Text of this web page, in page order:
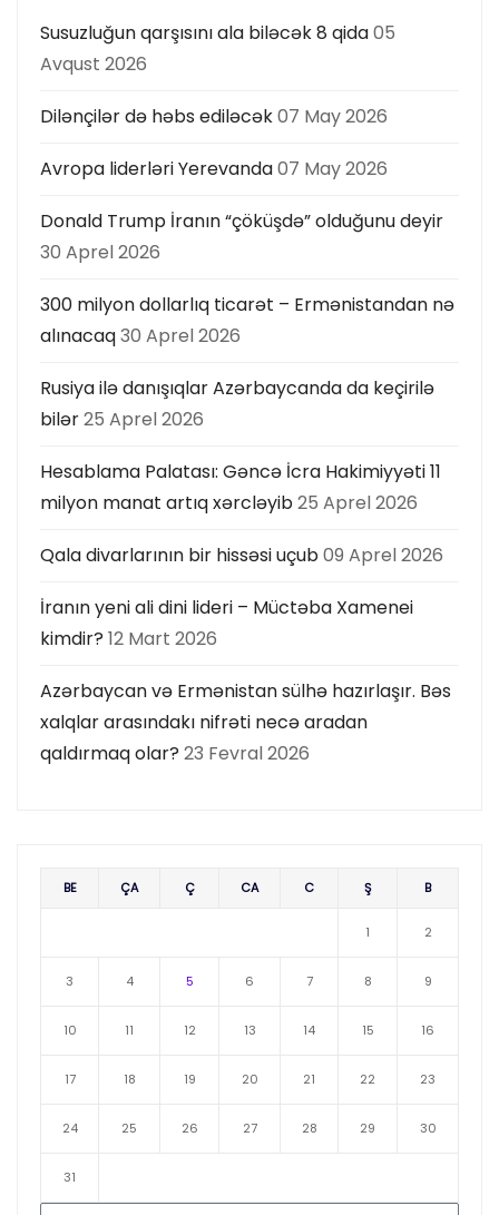
ı
Susuzluğun qarşısını ala biləcək 8 qida05
Avqust 2026
Dilənçilər də həbs ediləcək07 May 2026
Avropa liderləri Yerevanda07 May 2026
Donald Trump İranın “çöküşdə” olduğunu deyir
30 Aprel 2026
300 milyon dollarlıq ticarət – Ermənistandan nə
alınacaq30 Aprel 2026
Rusiya ilə danışıqlar Azərbaycanda da keçirilə
bilər25 Aprel 2026
Hesablama Palatası: Gəncə İcra Hakimiyyəti 11
milyon manat artıq xərcləyib25 Aprel 2026
Qala divarlarının bir hissəsi uçub09 Aprel 2026
İranın yeni ali dini lideri – Müctəba Xamenei
kimdir? 12 Mart 2026
Azərbaycan və Ermənistan sülhə hazırlaşır. Bəs
xalqlar arasındakı nifrəti necə aradan
qaldırmaq olar? 23 Fevral 2026
BE ÇA Ç CA C Ş B
1 2
3 4 5 6 7 8 9
10 11 12 13 14 15 16
17 18 19 20 21 22 23
24 25 26 27 28 29 30
31